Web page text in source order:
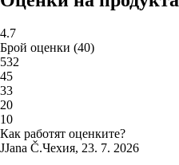
4.7
Брой оценки (40)
532
45
33
20
10
Как работят оценките?
JJana Č.Чехия, 23. 7. 2026